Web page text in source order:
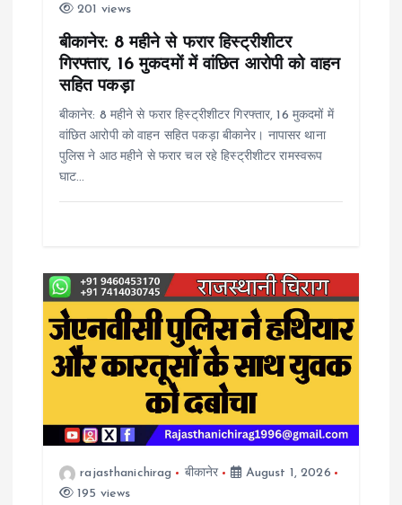
201 views
बीकानेर: 8 महीने से फरार हिस्ट्रीशीटर
गिरफ्तार, 16 मुकदमों में वांछित आरोपी को वाहन
सहित पकड़ा
बीकानेर: 8 महीने से फरार हिस्ट्रीशीटर गिरफ्तार, 16 मुकदमों में
वांछित आरोपी को वाहन सहित पकड़ा बीकानेर। नापासर थाना
पुलिस ने आठ महीने से फरार चल रहे हिस्ट्रीशीटर रामस्वरूप
घाट…
rajasthanichirag बीकानेर
August 1, 2026
195 views